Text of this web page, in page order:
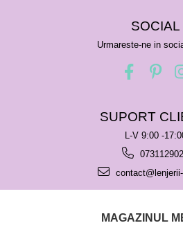
SOCIAL
Urmareste-ne in
SUPORT
L-V 9:00 -
MAGAZINUL